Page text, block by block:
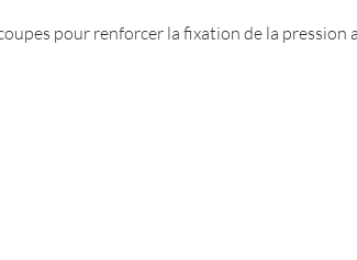
pour renforcer la fixation de la pression